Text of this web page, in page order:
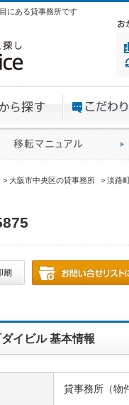
にある貸事務所です
大阪市中央区の貸事務所 淡路
イビル 基本情報
貸事務所（物